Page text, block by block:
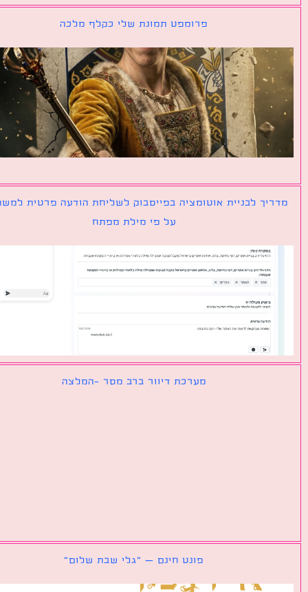
פרומפט תמונת שלי כקלף מלכה
לבניית אוטומציה בפייסבוק לשליחת הודעה פרטית למשתמש
על פי מילת מפתח
מערכת דיוור ברב מסר -המלצה
פונט חינם – ״גלי שבת שלום״